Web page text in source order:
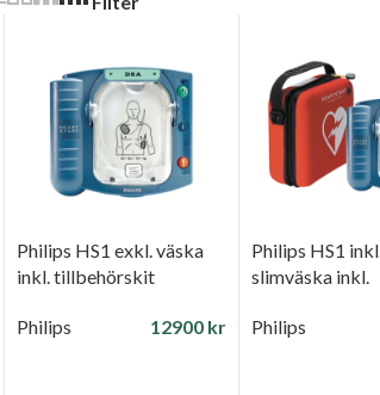
Philips HS1 exkl. väska
inkl. tillbehörskit
Philips 12900 kr
Philips HS1 inkl.
slimväska inkl.
Philips